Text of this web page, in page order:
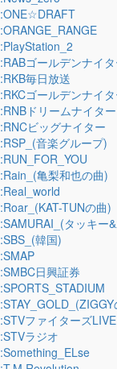
:ONE☆DRAFT
:ORANGE_RANGE
:PlayStation_2
:RABゴールデンナイ
:RKB毎日放送
:RKCゴールデンナイ
:RNBドリームナイター
:RNCビッグナイター
:RSP_(音楽グループ)
:RUN_FOR_YOU
:Rain_(亀梨和也の曲)
:Real_world
:Roar_(KAT-TUNの曲)
:SAMURAI_(タッキー
:SBS_(韓国)
:SMAP
:SMBC日興証券
:SPORTS_STADIUM
:STVファイターズLIVE
:STVラジオ
:Something_ELse